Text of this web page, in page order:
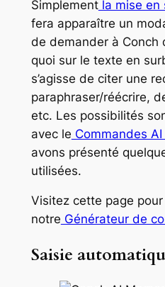
Simplementla mise en
fera apparaître un
de demander à Conch
quoi sur le texte en
s’agisse de citer une
paraphraser/réécrire,
etc. Les possibilités
avec le Commandes AI
avons présenté
utilisées.
Visitez cette page
notre Générateur de
Saisie